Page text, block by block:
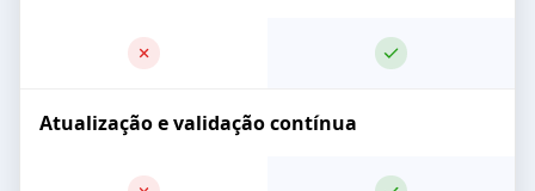
Atualização e validação contínua